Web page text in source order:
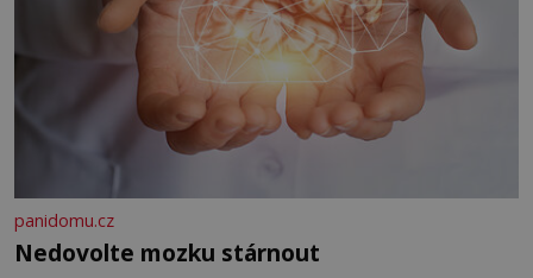
panidomu.cz
Nedovolte mozku stárnout